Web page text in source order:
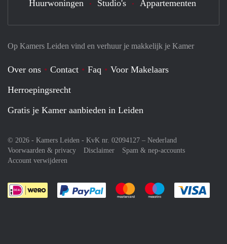
Op Kamers Leiden vind en verhuur je makkelijk je Kamer
Over ons Contact Faq
Voor Makelaars
Herroepingsrecht
Gratis je Kamer aanbieden in Leiden
© 2026 - Kamers Leiden - KvK nr. 02094127 – Nederland
Voorwaarden & privacy
Disclaimer
Spam & nep-accounts
Account verwijderen
Je rekent gemakkelijk af met Paypal
Je rekent gemakkelijk af met
Je rekent
Huurwoningen Studio's Appartementen